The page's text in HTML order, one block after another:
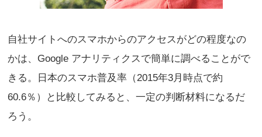
自社サイトへのスマホからのアクセスがどの程度なの
かは、Google アナリティクスで簡単に調べることがで
きる。日本のスマホ普及率（2015年3月時点で約
60.6％）と比較してみると、一定の判断材料になるだ
ろう。